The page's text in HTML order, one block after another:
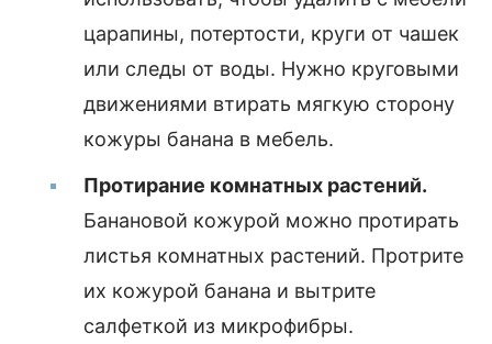
царапины, потертости, круги от чашек
или следы от воды. Нужно круговыми
движениями втирать мягкую сторону
кожуры банана в мебель.
Протирание комнатных растений.
Банановой кожурой можно протирать
листья комнатных растений. Протрите
их кожурой банана и вытрите
салфеткой из микрофибры.